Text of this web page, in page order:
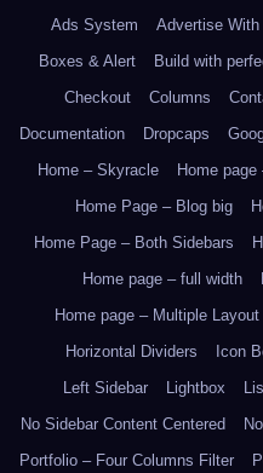
Ads System
Advertise With
Boxes & Alert
Build with
Checkout
Columns
Documentation
Dropcaps
Home – Skyracle
Home page
Home Page – Blog big
Home Page – Both Sidebars
Home page – full width
Home page – Multiple Layout
Horizontal Dividers
Icon
Left Sidebar
Lightbox
No Sidebar Content Centered
Portfolio – Four Columns Filter